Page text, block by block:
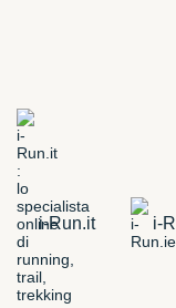
i-Run.it i-